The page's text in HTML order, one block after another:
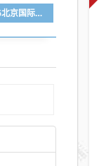
问界即将亮相2026北京国际车展